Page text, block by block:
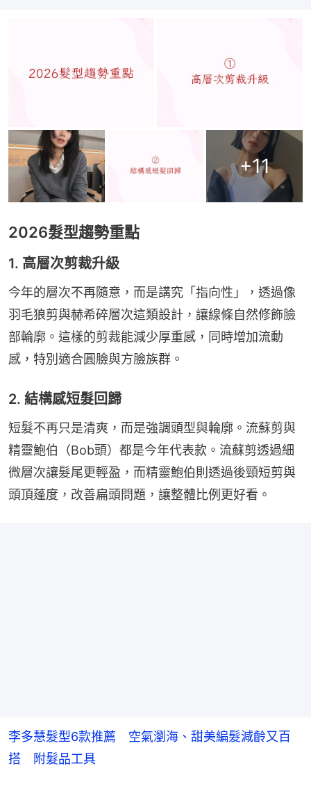
+11
2026髮型趨勢重點
1. 高層次剪裁升級
今年的層次不再隨意，而是講究「指向性」，透過像
羽毛狼剪與赫希碎層次這類設計，讓線條自然修飾臉
部輪廓。這樣的剪裁能減少厚重感，同時增加流動
感，特別適合圓臉與方臉族群。
2. 結構感短髮回歸
短髮不再只是清爽，而是強調頭型與輪廓。流蘇剪與
精靈鮑伯（Bob頭）都是今年代表款。流蘇剪透過細
微層次讓髮尾更輕盈，而精靈鮑伯則透過後頸短剪與
頭頂蓬度，改善扁頭問題，讓整體比例更好看。
李多慧髮型6款推薦 空氣瀏海、甜美編髮減齡又百
搭 附髮品工具